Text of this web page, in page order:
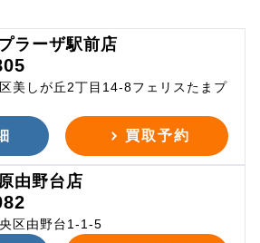
ラーザ駅前店
美しが丘2丁目14-8フェリスたまプ
買取予約
由野台店
区由野台1-1-5